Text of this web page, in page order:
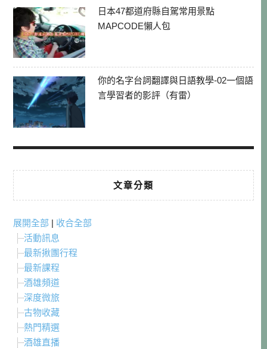
日本47都道府縣自駕常用景點
MAPCODE懶人包
你的名字台詞翻譯與日語教學-02一個語
言學習者的影評（有雷）
文章分類
展開全部 | 收合全部
活動訊息
最新揪團行程
最新課程
酒雄頻道
深度微旅
古物收藏
熱門精選
酒雄直播